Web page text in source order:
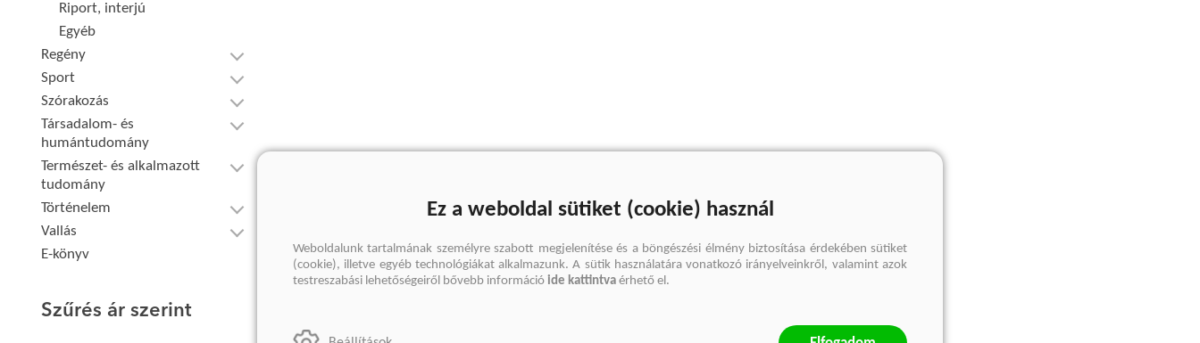
Riport, interjú
Egyéb
Regény
Sport
Szórakozás
Társadalom- és
humántudomány
Természet- és alkalmazott
tudomány
Történelem
Vallás
E-könyv
Szűrés ár szerint
Ez a weboldal sütiket (cookie) használ
Weboldalunk tartalmának személyre szabott megjelenítése és a böngészési élmény biztosítása érdekében sütiket
(cookie), illetve egyéb technológiákat alkalmazunk. A sütik használatára vonatkozó irányelveinkről, valamint azok
testreszabási lehetőségeiről bővebb információ ide kattintva érhető el.